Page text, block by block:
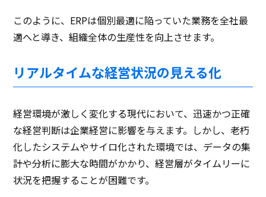
このように、ERPは個別最適に陥っていた業務を全社最
適へと導き、組織全体の生産性を向上させます。
リアルタイムな経営状況の見える化
経営環境が激しく変化する現代において、迅速かつ正確
な経営判断は企業経営に影響を与えます。しかし、老朽
化したシステムやサイロ化された環境では、データの集
計や分析に膨大な時間がかかり、経営層がタイムリーに
状況を把握することが困難です。